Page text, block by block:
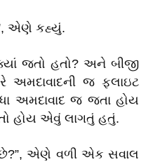
એણે કહ્યું.
જતો હતો? અને બીજી
અમદાવાદની જ ફલાઇટ
અમદાવાદ જ જતા હોય
હોય એવું લાગતું હતું.
છે?”, એણે વળી એક સવાલ